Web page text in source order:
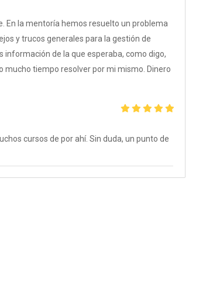
En la mentoría hemos resuelto un problema
y trucos generales para la gestión de
información de la que esperaba, como digo,
mucho tiempo resolver por mi mismo. Dinero
cursos de por ahí. Sin duda, un punto de